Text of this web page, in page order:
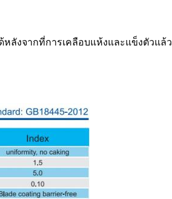
ลังจากที่การเคลือบแห้งและแข็งตัวแล้ว